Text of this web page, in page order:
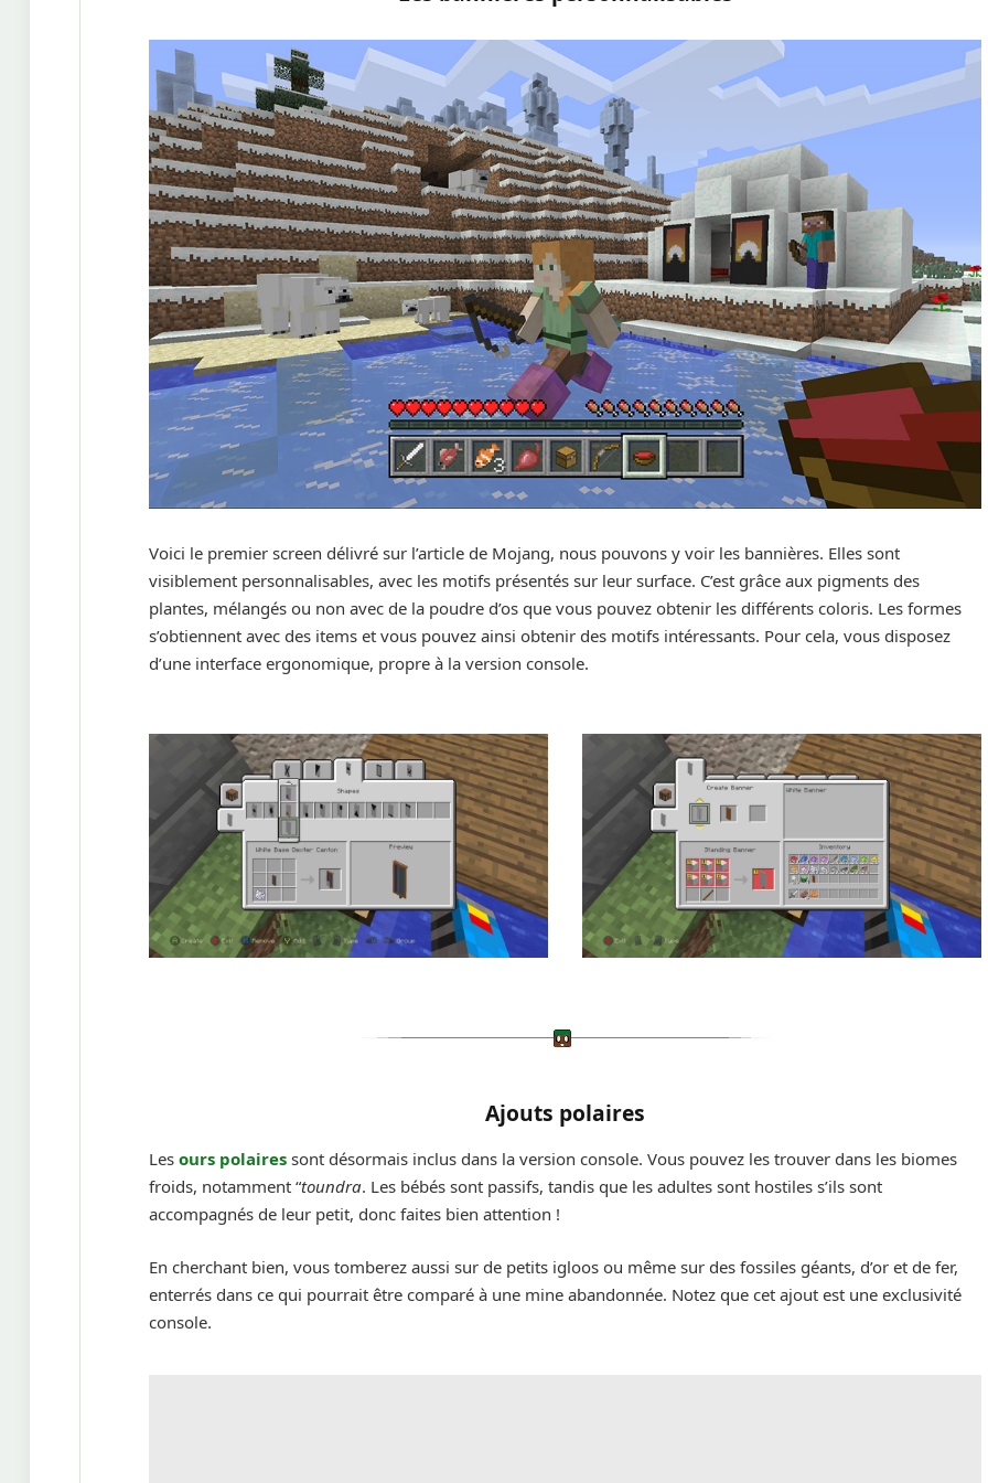
Voici le premier screen délivré sur l’article de Mojang, nous pouvons y voir les bannières. Elles sont
visiblement personnalisables, avec les motifs présentés sur leur surface. C’est grâce aux pigments des
plantes, mélangés ou non avec de la poudre d’os que vous pouvez obtenir les différents coloris. Les formes
s’obtiennent avec des items et vous pouvez ainsi obtenir des motifs intéressants. Pour cela, vous disposez
d’une interface ergonomique, propre à la version console.
Ajouts polaires
Lesours polaires sont désormais inclus dans la version console. Vous pouvez les trouver dans les biomes
froids, notamment “toundra. Les bébés sont passifs, tandis que les adultes sont hostiles s’ils sont
accompagnés de leur petit, donc faites bien attention !
En cherchant bien, vous tomberez aussi sur de petits igloos ou même sur des fossiles géants, d’or et de fer,
enterrés dans ce qui pourrait être comparé à une mine abandonnée. Notez que cet ajout est une exclusivité
console.